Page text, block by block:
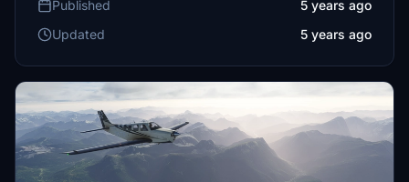
Published
5 years ago
Updated
5 years ago